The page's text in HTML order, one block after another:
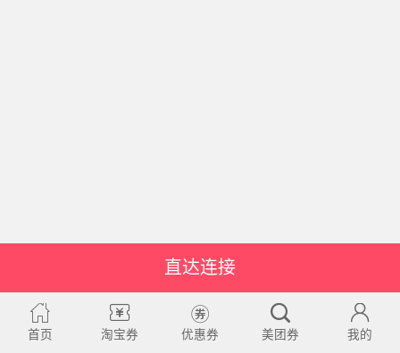
直达连接
首页 淘宝券 优惠券 美团券 我的